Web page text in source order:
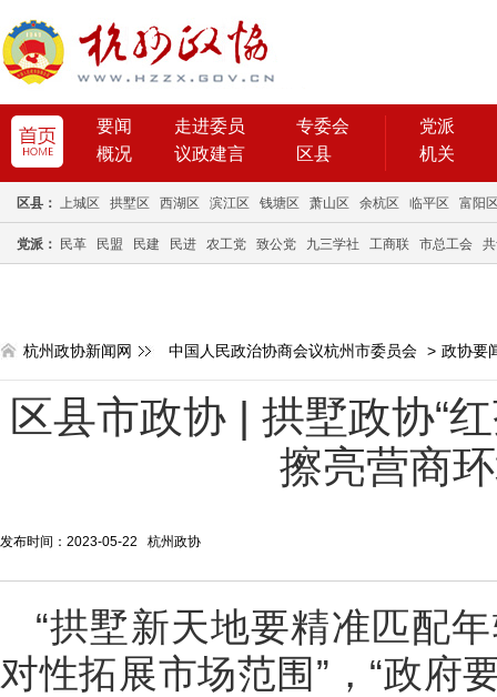
要闻 走进委员
专委会
概况
议政建言 区县
党派
机关
区县： 上城区 拱墅区 西湖区 滨江区 钱塘区 萧山区 余杭区 临平区 富阳
党派： 民革 民盟 民建 民进 农工党 致公党 九三学社 工商联 市总工会
杭州政协新闻网 中国人民政治协商会议杭州市委员会 > 政协要
区县市政协 | 拱墅政协“
擦亮营商
发布时间：2023-05-22 杭州政协
“拱墅新天地要精准匹配
对性拓展市场范围”，“政府